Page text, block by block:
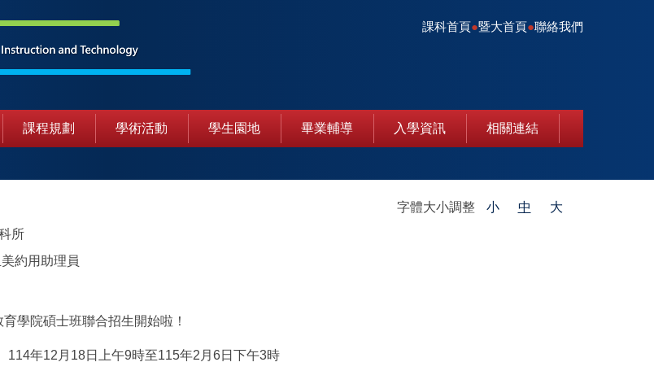
課科首頁●暨大首頁●聯絡我們
課程規劃 學術活動 學生園地 畢業輔導 入學資訊 相關連結
字體大小調整 小 中 大
所
約用助理員
學院碩士班聯合招生開始啦！
114年12月18日上午9時至115年2月6日下午3時